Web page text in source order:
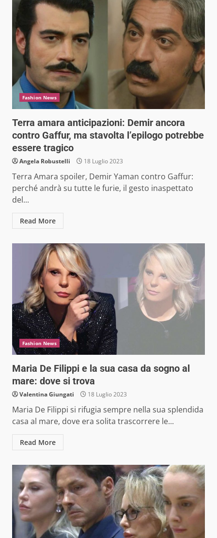
Fashion News
Terra amara anticipazioni: Demir ancora
contro Gaffur, ma stavolta l’epilogo potrebbe
essere tragico
Angela Robustelli 18 Luglio 2023
Terra Amara spoiler, Demir Yaman contro Gaffur:
perché andrà su tutte le furie, il gesto inaspettato
del...
Read More
Fashion News
Maria De Filippi e la sua casa da sogno al
mare: dove si trova
Valentina Giungati 18 Luglio 2023
Maria De Filippi si rifugia sempre nella sua splendida
casa al mare, dove era solita trascorrere le...
Read More